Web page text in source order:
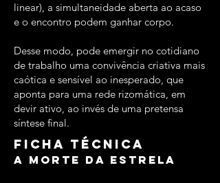
linear), a simultaneidade aberta ao acaso
e o encontro podem ganhar corpo.
Desse modo, pode emergir no cotidiano
de trabalho uma convivência criativa mais
caótica e sensível ao inesperado, que
aponta para uma rede rizomática, em
devir ativo, ao invés de uma pretensa
síntese final.
Ficha técnica
A MORTE DA ESTRELA